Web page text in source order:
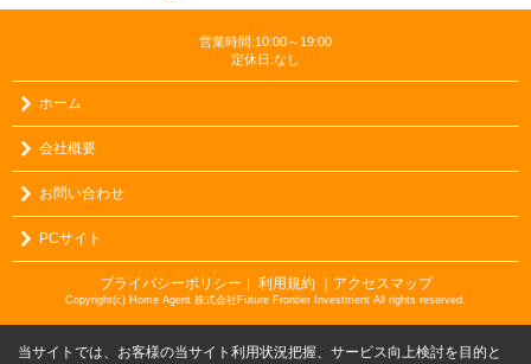
営業時間:10:00～19:00
定休日:なし
ホーム
会社概要
お問い合わせ
PCサイト
プライバシーポリシー 利用規約 ｜アクセスマップ
Copyright(c) Home Agent 株式会社Future Frontier Investment All rights reserved.
当サイトでは、お客様の当サイト利用状況把握、サービス向上検討を目的と